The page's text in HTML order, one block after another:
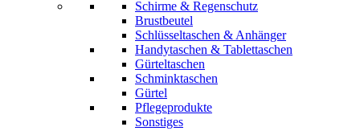
Schirme & Regenschutz
Brustbeutel
Schlüsseltaschen & Anhänger
Handytaschen & Tablettaschen
Gürteltaschen
Schminktaschen
Gürtel
Pflegeprodukte
Sonstiges